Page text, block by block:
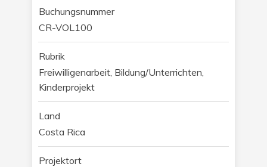
Buchungsnummer
CR-VOL100
Rubrik
Freiwilligenarbeit, Bildung/Unterrichten,
Kinderprojekt
Land
Costa Rica
Projektort